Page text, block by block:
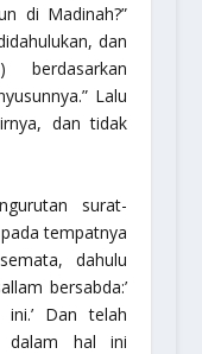
di Madinah?”
dan
berdasarkan
Lalu
dan tidak
surat-
tempatnya
dahulu
bersabda:’
Dan telah
dalam hal ini